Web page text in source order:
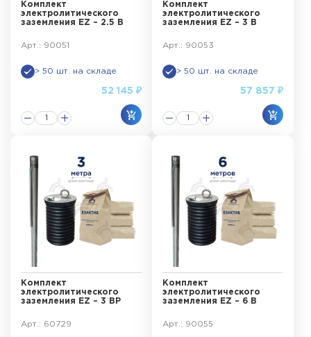
Комплект
электролитического
заземления EZ – 2.5 В
Арт.: 90051
> 50 шт. на складе
52 145 ₽
Комплект
электролитического
заземления EZ – 3 В
Арт.: 90053
> 50 шт. на складе
57 857 ₽
Комплект
электролитического
заземления EZ – 3 ВР
Арт.: 60729
Комплект
электролитического
заземления EZ – 6 В
Арт.: 90055